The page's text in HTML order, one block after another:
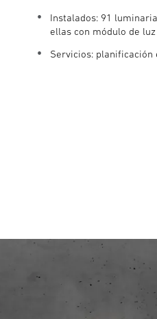
Instalados: 91
ellas con módulo de
Servicios: planificación